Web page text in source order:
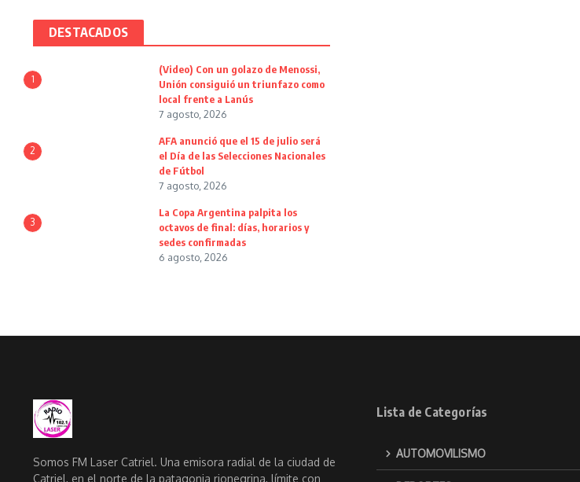
DESTACADOS
1
(Video) Con un golazo de Menossi,
Unión consiguió un triunfazo como
local frente a Lanús
7 agosto, 2026
2
AFA anunció que el 15 de julio será
el Día de las Selecciones Nacionales
de Fútbol
7 agosto, 2026
3
La Copa Argentina palpita los
octavos de final: días, horarios y
sedes confirmadas
6 agosto, 2026
Somos FM Laser Catriel. Una emisora radial de la ciudad de
Catriel, en el norte de la patagonia rionegrina, límite con
Lista de Categorías
AUTOMOVILISMO